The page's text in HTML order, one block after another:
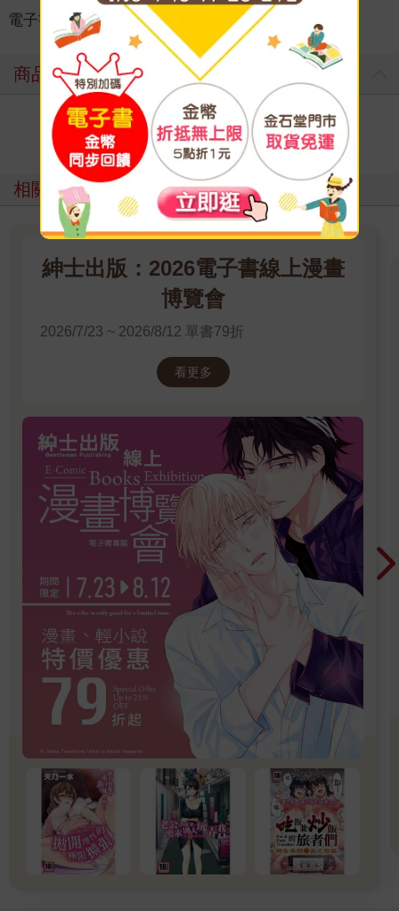
電子書 ＞ 漫畫 ＞ 日系奇幻科幻 ＞ 奇幻/穿越
商品評價
寫評價
相關主題
紳士出版：2026電子書線上漫畫
博覽會
2026/7/23 ~ 2026/8/12 單書79折
看更多